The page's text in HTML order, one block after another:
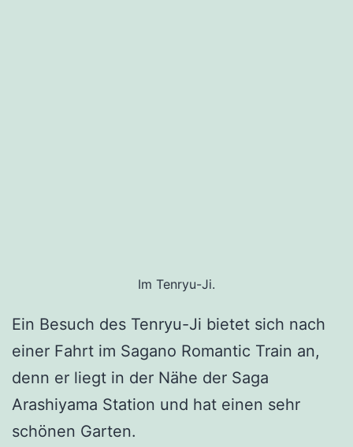
Im Tenryu-Ji.
Ein Besuch des Tenryu-Ji bietet sich nach
einer Fahrt im Sagano Romantic Train an,
denn er liegt in der Nähe der Saga
Arashiyama Station und hat einen sehr
schönen Garten.